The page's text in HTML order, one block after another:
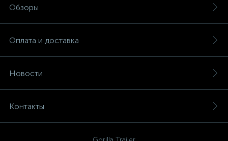
Обзоры
Оплата и доставка
Новости
Контакты